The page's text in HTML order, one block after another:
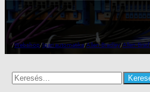
/Webshop/Ipari automatika/Allen-Bradley/Allen-
Search
for: